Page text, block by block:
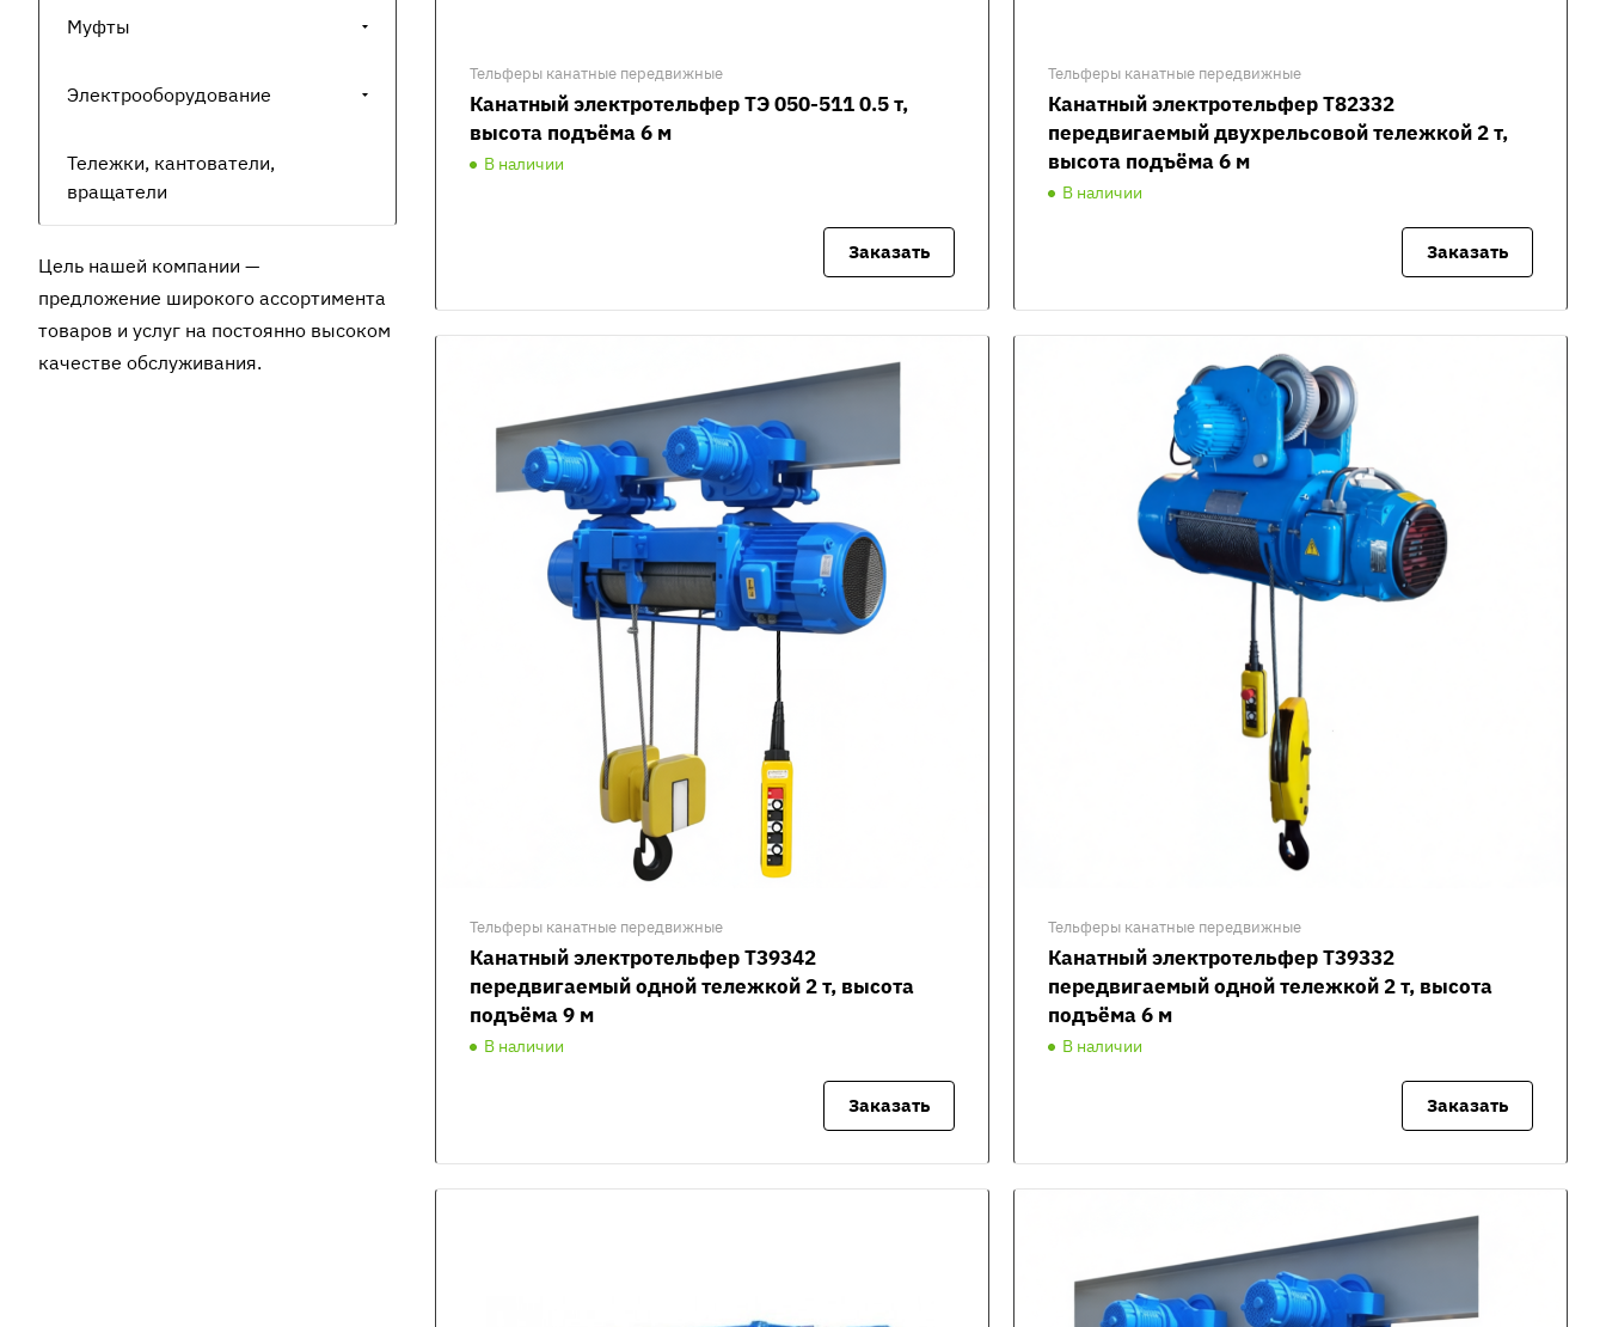
Тельферы канатные передвижные
Канатный электротельфер ТЭ 050-511 0.5 т,
высота подъёма 6 м
В наличии
Заказать
Тельферы канатные передвижные
Канатный электротельфер Т82332
передвигаемый двухрельсовой тележкой 2 т,
высота подъёма 6 м
В наличии
Заказать
Тельферы канатные передвижные
Канатный электротельфер Т39342
передвигаемый одной тележкой 2 т, высота
подъёма 9 м
В наличии
Заказать
Тельферы канатные передвижные
Канатный электротельфер Т39332
передвигаемый одной тележкой 2 т, высота
подъёма 6 м
В наличии
Заказать
Муфты
Электрооборудование
Тележки, кантователи,
вращатели
Цель нашей компании —
предложение широкого ассортимента
товаров и услуг на постоянно высоком
качестве обслуживания.